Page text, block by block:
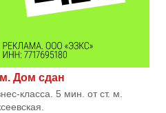
Дом сдан
класса. 5 мин. от ст. м.